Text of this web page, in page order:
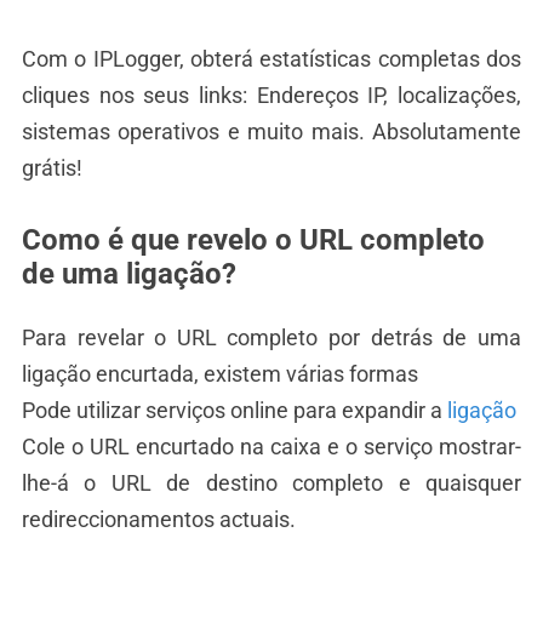
Com o IPLogger, obterá estatísticas completas dos
cliques nos seus links: Endereços IP, localizações,
sistemas operativos e muito mais. Absolutamente
grátis!
Como é que revelo o URL completo
de uma ligação?
Para revelar o URL completo por detrás de uma
ligação encurtada, existem várias formas
Pode utilizar serviços online para expandir a ligação
Cole o URL encurtado na caixa e o serviço mostrar-
lhe-á o URL de destino completo e quaisquer
redireccionamentos actuais.